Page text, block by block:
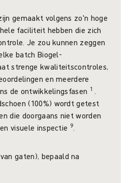
gemaakt volgens zo'n hoge
faciliteit hebben die zich
Je zou kunnen zeggen
batch Biogel-
strenge kwaliteitscontroles,
en meerdere
de ontwikkelingsfasen 1 .
(100%) wordt getest
die doorgaans niet worden
visuele inspectie 9.
gaten), bepaald na